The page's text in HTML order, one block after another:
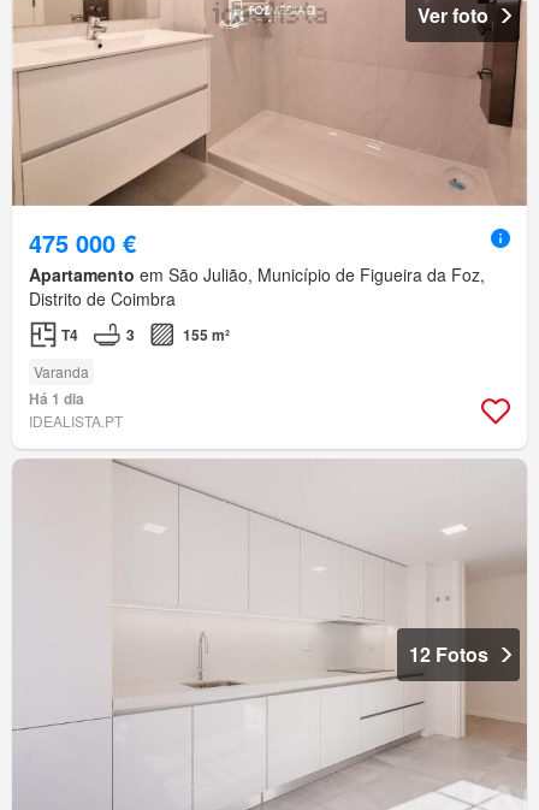
Ver foto
475 000 €
Apartamento em São Julião, Município de Figueira da Foz,
Distrito de Coimbra
T4 3 155 m²
Varanda
Há 1 dia
IDEALISTA.PT
12 Fotos